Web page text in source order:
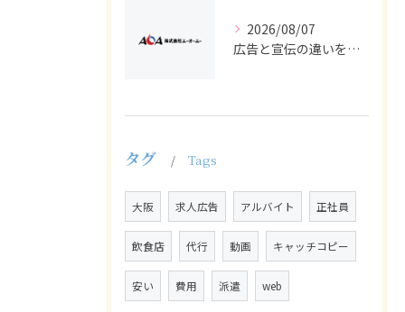
2026/08/07
広告と宣伝の違いを押さえた採用求人戦略とバイト正社員獲得の実務ポイント
タグ Tags
大阪 求人広告 アルバイト 正社員
飲食店 代行 動画 キャッチコピー
安い 費用 派遣 web